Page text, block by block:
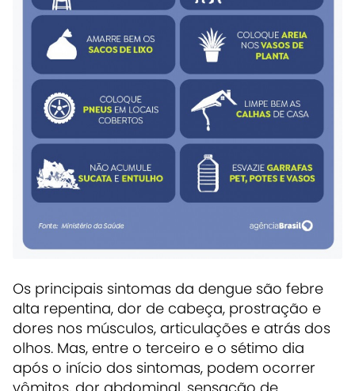
Os principais sintomas da dengue são febre
alta repentina, dor de cabeça, prostração e
dores nos músculos, articulações e atrás dos
olhos. Mas, entre o terceiro e o sétimo dia
após o início dos sintomas, podem ocorrer